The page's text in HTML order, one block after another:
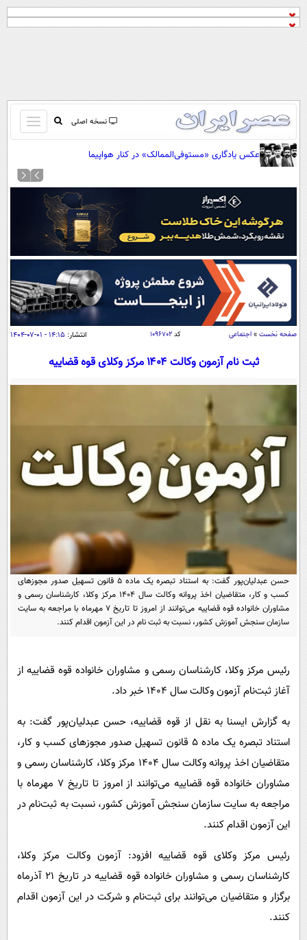
نسخه اصلی
باز
و
کردن
صفحه اول
آرشیو
نظرسنجی
آب و هوا
اوقات شرعی
پیوند ها
سواد زندگی
اقتصاد
اقتصادی
خودرو
جامعه
یک برش دانایی
محیط زیست
سفر و تفریح
ورزشی
سیاست خارجی
فرهنگ و هنر
علم و دانش
فناوری و It
علمی
قرآن
گوناگون
سرگرمی
باشگاه مغز
مجله تصویری سلاح
فیلم
اقتصاد
سیاست
سرگرمی
گوناگون
حوادث
محیط زیست
سلامت
بین الملل
حیات وحش
سیاست خارجی
عصر ایران 2
خواندنی ها و دیدنی ها
داستان کوتاه
پیامک
آشپزی
دانلود
آموزش زبان
عکس یادگاری «مستوفی‌الممالک» در کنار هواپیما
صفحه نخست » اجتماعی کد ۱۰۹۶۷۰۲ انتشار: ۱۴:۱۵ - ۰۱-۰۷-۱۴۰۴
ثبت نام آزمون وکالت ۱۴۰۴ مرکز وکلای قوه قضاییه
حسن عبدلیان‌پور گفت: به استناد تبصره یک ماده ۵ قانون تسهیل صدور مجوزهای
کسب و کار، متقاضیان اخذ پروانه وکالت سال ۱۴۰۴ مرکز وکلا، کارشناسان رسمی و
مشاوران خانواده قوه قضاییه می‌توانند از امروز تا تاریخ ۷ مهرماه با مراجعه به سایت
سازمان سنجش آموزش کشور، نسبت به ثبت نام در این آزمون اقدام کنند.
رئیس مرکز وکلا، کارشناسان رسمی و مشاوران خانواده قوه قضاییه از
آغاز ثبت‌نام آزمون وکالت سال ۱۴۰۴ خبر داد.
به گزارش ایسنا به نقل از قوه قضاییه، حسن عبدلیان‌پور گفت: به
استناد تبصره یک ماده ۵ قانون تسهیل صدور مجوزهای کسب و کار،
متقاضیان اخذ پروانه وکالت سال ۱۴۰۴ مرکز وکلا، کارشناسان رسمی و
مشاوران خانواده قوه قضاییه می‌توانند از امروز تا تاریخ ۷ مهرماه با
مراجعه به سایت سازمان سنجش آموزش کشور، نسبت به ثبت‌نام در
این آزمون اقدام کنند.
رئیس مرکز وکلای قوه قضاییه افزود: آزمون وکالت مرکز وکلا،
کارشناسان رسمی و مشاوران خانواده قوه قضاییه در تاریخ ۲۱ آذرماه
برگزار و متقاضیان می‌توانند برای ثبت‌نام و شرکت در این آزمون اقدام
کنند.